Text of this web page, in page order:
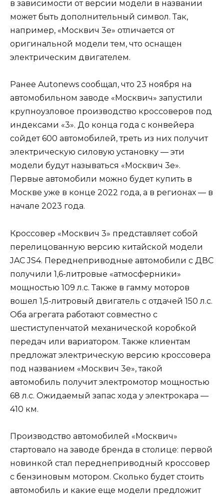
в зависимости от версии модели в названии
может быть дополнительный символ. Так,
например, «Москвич 3е» отличается от
оригинальной модели тем, что оснащен
электрическим двигателем.
Ранее Autonews сообщал, что 23 ноября на
автомобильном заводе «Москвич» запустили
крупноузловое производство кроссоверов под
индексами «3». До конца года с конвейера
сойдет 600 автомобилей, треть из них получит
электрическую силовую установку — эти
модели будут называться «Москвич 3е».
Первые автомобили можно будет купить в
Москве уже в конце 2022 года, а в регионах — в
начале 2023 года.
Кроссовер «Москвич 3» представляет собой
перелицованную версию китайской модели
JAC JS4. Переднеприводные автомобили с ДВС
получили 1,6-литровые «атмосферники»
мощностью 109 л.с. Также в гамму моторов
вошел 1,5-литровый двигатель с отдачей 150 л.с.
Оба агрегата работают совместно с
шестиступенчатой механической коробкой
передач или вариатором. Также клиентам
предложат электрическую версию кроссовера
под названием «Москвич 3e», такой
автомобиль получит электромотор мощностью
68 л.с. Ожидаемый запас хода у электрокара —
410 км.
Производство автомобилей «Москвич»
стартовало на заводе бренда в столице: первой
новинкой стал переднеприводный кроссовер
с бензиновым мотором. Сколько будет стоить
автомобиль и какие еще модели предложит